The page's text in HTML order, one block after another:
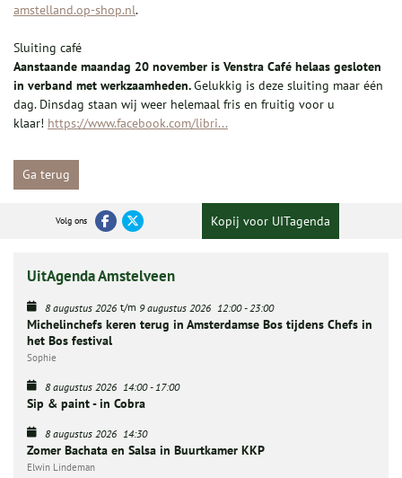
amstelland.op-shop.nl.
Sluiting café
Aanstaande maandag 20 november is Venstra Café helaas gesloten
in verband met werkzaamheden.Gelukkig is deze sluiting maar één
dag. Dinsdag staan wij weer helemaal fris en fruitig voor u
klaar! https://www.facebook.com/libri...
Ga terug
Volg ons Kopij voor UITagenda
UitAgenda Amstelveen
8 augustus 2026 t/m 9 augustus 2026 12:00- 23:00
Michelinchefs keren terug in Amsterdamse Bos tijdens Chefs in
het Bos festival
Sophie
8 augustus 2026 14:00- 17:00
Sip & paint - in Cobra
8 augustus 2026 14:30
Zomer Bachata en Salsa in Buurtkamer KKP
Elwin Lindeman